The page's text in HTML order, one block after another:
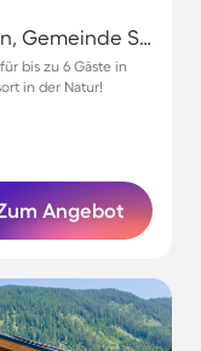
Sankt Kathrein am Hauenstein, Gemeinde Sankt Kathrein am Hauenstein, Steiermark
bis zu 6 Gäste in
in der Natur!
Angebot